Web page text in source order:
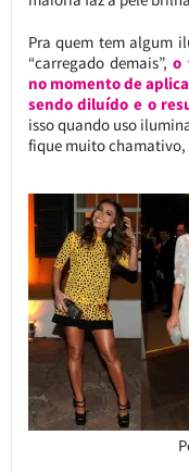
Pra quem tem algum
“carregado demais”,o
no momento de
sendo diluído e o
isso quando uso
fique muito chamativo,